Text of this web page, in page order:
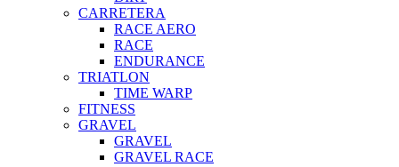
CARRETERA
RACE AERO
RACE
ENDURANCE
TRIATLON
TIME WARP
FITNESS
GRAVEL
GRAVEL
GRAVEL RACE